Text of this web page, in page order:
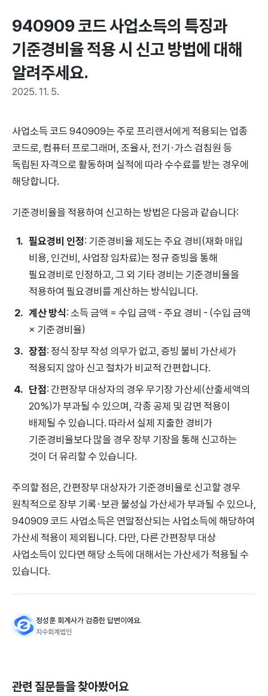
940909 코드 사업소득의 특징과
기준경비율 적용 시 신고 방법에 대해
알려주세요.
2025. 11. 5.
사업소득 코드 940909는 주로 프리랜서에게 적용되는 업종
코드로, 컴퓨터 프로그래머, 조율사, 전기·가스 검침원 등
독립된 자격으로 활동하며 실적에 따라 수수료를 받는 경우에
해당합니다.
기준경비율을 적용하여 신고하는 방법은 다음과 같습니다:
필요경비 인정: 기준경비율 제도는 주요 경비(재화 매입
비용, 인건비, 사업장 임차료)는 정규 증빙을 통해
필요경비로 인정하고, 그 외 기타 경비는 기준경비율을
적용하여 필요경비를 계산하는 방식입니다.
계산 방식: 소득 금액 = 수입 금액 - 주요 경비 - (수입 금액
× 기준경비율)
장점: 정식 장부 작성 의무가 없고, 증빙 불비 가산세가
적용되지 않아 신고 절차가 비교적 간편합니다.
단점: 간편장부 대상자의 경우 무기장 가산세(산출세액의
20%)가 부과될 수 있으며, 각종 공제 및 감면 적용이
배제될 수 있습니다. 따라서 실제 지출한 경비가
기준경비율보다 많을 경우 장부 기장을 통해 신고하는
것이 더 유리할 수 있습니다.
주의할 점은, 간편장부 대상자가 기준경비율로 신고할 경우
원칙적으로 장부 기록·보관 불성실 가산세가 부과될 수 있으나,
940909 코드 사업소득은 연말정산되는 사업소득에 해당하여
가산세 적용이 제외됩니다. 다만, 다른 간편장부 대상
사업소득이 있다면 해당 소득에 대해서는 가산세가 적용될 수
있습니다.
정성훈 회계사가 검증한 답변이에요.
지수회계법인
관련 질문들을 찾아봤어요